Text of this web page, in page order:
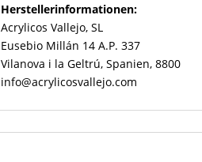
Herstellerinformationen:
Acrylicos Vallejo, SL
Eusebio Millán 14 A.P. 337
Vilanova i la Geltrú, Spanien, 8800
info@acrylicosvallejo.com